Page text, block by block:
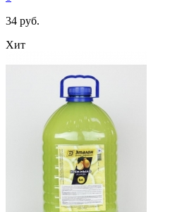
34 руб.
Хит